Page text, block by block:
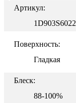
Артикул:
1D903S6022
Поверхность:
Гладкая
Блеск:
88-100%